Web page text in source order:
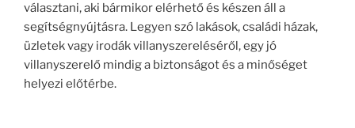
választani, aki bármikor elérhető és készen áll a
segítségnyújtásra. Legyen szó lakások, családi házak,
üzletek vagy irodák villanyszereléséről, egy jó
villanyszerelő mindig a biztonságot és a minőséget
helyezi előtérbe.